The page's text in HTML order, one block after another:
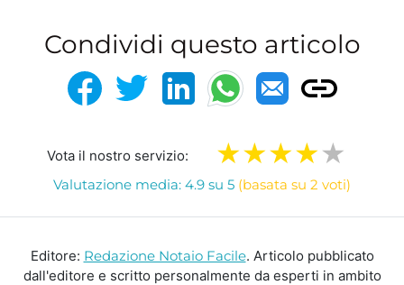
Condividi questo articolo
Vota il nostro servizio:
Valutazione media: 4.9 su 5 (basata su 2 voti)
Editore: Redazione Notaio Facile. Articolo pubblicato
dall'editore e scritto personalmente da esperti in ambito